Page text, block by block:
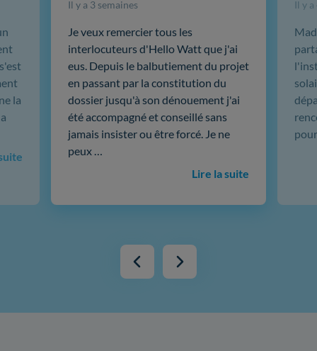
Il y a 3 semaines
Je veux remercier tous les
interlocuteurs d'Hello Watt que j'ai
eus. Depuis le balbutiement du projet
en passant par la constitution du
dossier jusqu'à son dénouement j'ai
été accompagné et conseillé sans
jamais insister ou être forcé. Je ne
peux …
Lire la suite
Il y
la